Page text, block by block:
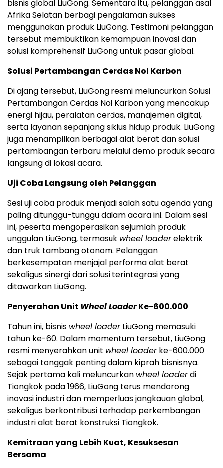
bisnis global LiuGong. Sementara itu, pelanggan asal
Afrika Selatan berbagi pengalaman sukses
menggunakan produk LiuGong. Testimoni pelanggan
tersebut membuktikan kemampuan inovasi dan
solusi komprehensif LiuGong untuk pasar global.
Solusi Pertambangan Cerdas Nol Karbon
Di ajang tersebut, LiuGong resmi meluncurkan Solusi
Pertambangan Cerdas Nol Karbon yang mencakup
energi hijau, peralatan cerdas, manajemen digital,
serta layanan sepanjang siklus hidup produk. LiuGong
juga menampilkan berbagai alat berat dan solusi
pertambangan terbaru melalui demo produk secara
langsung di lokasi acara.
Uji Coba Langsung oleh Pelanggan
Sesi uji coba produk menjadi salah satu agenda yang
paling ditunggu-tunggu dalam acara ini. Dalam sesi
ini, peserta mengoperasikan sejumlah produk
unggulan LiuGong, termasuk wheel loaderelektrik
dan truk tambang otonom. Pelanggan
berkesempatan menjajal performa alat berat
sekaligus sinergi dari solusi terintegrasi yang
ditawarkan LiuGong.
Penyerahan Unit Wheel LoaderKe-600.000
Tahun ini, bisnis wheel loaderLiuGong memasuki
tahun ke-60. Dalam momentum tersebut, LiuGong
resmi menyerahkan unit wheel loaderke-600.000
sebagai tonggak penting dalam kiprah bisnisnya.
Sejak pertama kali meluncurkan wheel loaderdi
Tiongkok pada 1966, LiuGong terus mendorong
inovasi industri dan memperluas jangkauan global,
sekaligus berkontribusi terhadap perkembangan
industri alat berat konstruksi Tiongkok.
Kemitraan yang Lebih Kuat, Kesuksesan
Bersama